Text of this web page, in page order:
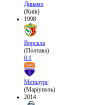
Динамо
(Київ)
1998
Ворскла
(Полтава)
0:1
Металург
(Маріуполь)
2014